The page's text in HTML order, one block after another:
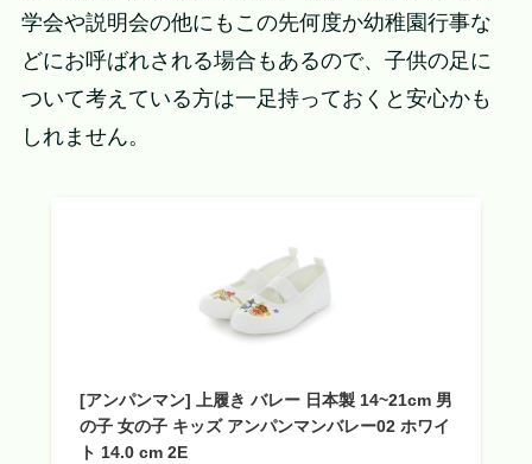
学会や説明会の他にもこの先何度か幼稚園行事な
どにお呼ばれされる場合もあるので、子供の足に
ついて考えている方は一足持っておくと安心かも
しれません。
[アンパンマン] 上履き バレー 日本製 14~21cm 男
の子 女の子 キッズ アンパンマンバレー02 ホワイ
ト 14.0 cm 2E